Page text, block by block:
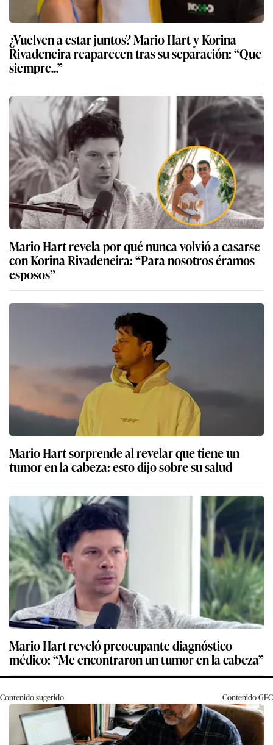
¿Vuelven a estar juntos? Mario Hart y Korina
Rivadeneira reaparecen tras su separación: “Que
siempre...”
Mario Hart revela por qué nunca volvió a casarse
con Korina Rivadeneira: “Para nosotros éramos
esposos”
Mario Hart sorprende al revelar que tiene un
tumor en la cabeza: esto dijo sobre su salud
Mario Hart reveló preocupante diagnóstico
médico: “Me encontraron un tumor en la cabeza”
Contenido sugerido ContenidoGEC